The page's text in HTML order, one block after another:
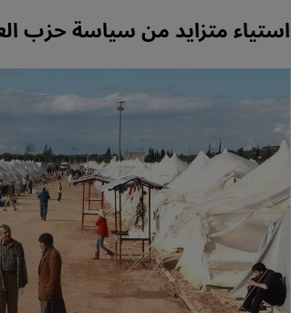
استياء متزايد من سياسة حزب